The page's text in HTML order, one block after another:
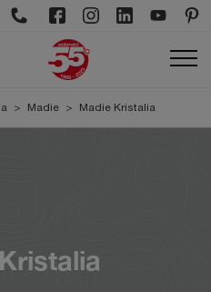
> Madie > Madie Kristalia